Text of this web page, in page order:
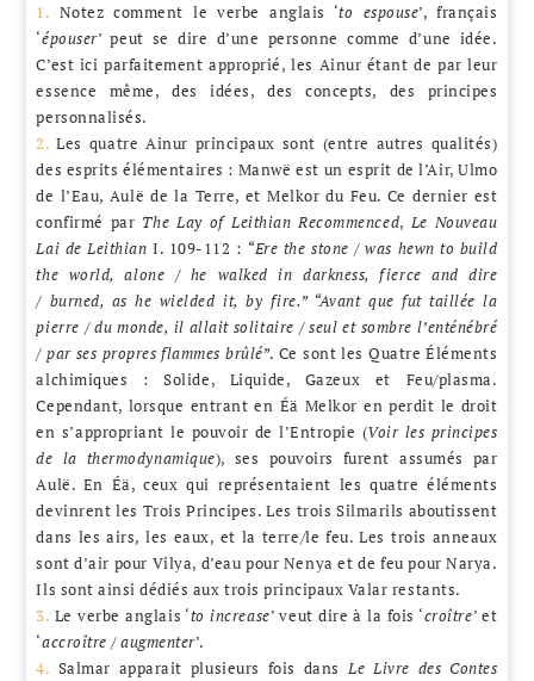
1. Notez comment le verbe anglais ‘to espouse’, français
‘épouser’ peut se dire d’une personne comme d’une idée.
C’est ici parfaitement approprié, les Ainur étant de par leur
essence même, des idées, des concepts, des principes
personnalisés.
2. Les quatre Ainur principaux sont (entre autres qualités)
des esprits élémentaires : Manwë est un esprit de l’Air, Ulmo
de l’Eau, Aulë de la Terre, et Melkor du Feu. Ce dernier est
confirmé par The Lay of Leithian Recommenced, Le Nouveau
Lai de Leithian I. 109-112 : “Ere the stone / was hewn to build
the world, alone / he walked in darkness, fierce and dire
/ burned, as he wielded it, by fire.” “Avant que fut taillée la
pierre / du monde, il allait solitaire / seul et sombre l’enténébré
/ par ses propres flammes brûlé”. Ce sont les Quatre Éléments
alchimiques : Solide, Liquide, Gazeux et Feu/plasma.
Cependant, lorsque entrant en Éä Melkor en perdit le droit
en s’appropriant le pouvoir de l’Entropie (Voir les principes
de la thermodynamique), ses pouvoirs furent assumés par
Aulë. En Éä, ceux qui représentaient les quatre éléments
devinrent les Trois Principes. Les trois Silmarils aboutissent
dans les airs, les eaux, et la terre/le feu. Les trois anneaux
sont d’air pour Vilya, d’eau pour Nenya et de feu pour Narya.
Ils sont ainsi dédiés aux trois principaux Valar restants.
3. Le verbe anglais ‘to increase’ veut dire à la fois ‘croître’ et
‘accroître /augmenter’.
4. Salmar apparait plusieurs fois dans Le Livre des Contes